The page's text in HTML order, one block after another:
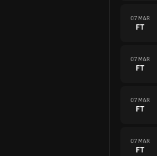
07 MAR
FT
07 MAR
FT
07 MAR
FT
07 MAR
FT